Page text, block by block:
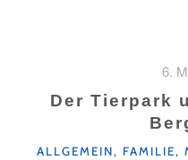
6.
Der Tierpark
KATEGORIEN
ALLGEMEIN, FAMILIE,